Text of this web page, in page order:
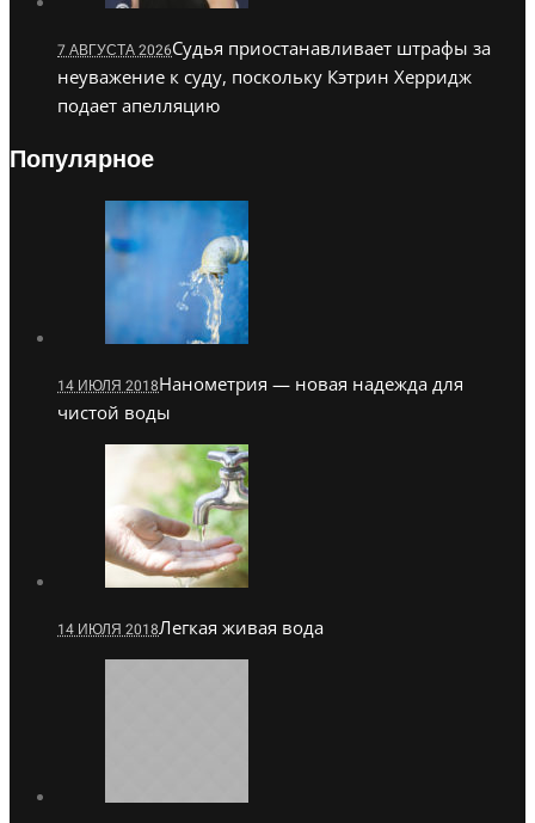
7 АВГУСТА 2026Судья приостанавливает штрафы за
неуважение к суду, поскольку Кэтрин Херридж
подает апелляцию
Популярное
14 ИЮЛЯ 2018Нанометрия — новая надежда для
чистой воды
14 ИЮЛЯ 2018Легкая живая вода